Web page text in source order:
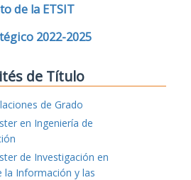
de la ETSIT
2022-2025
de Título
de Grado
en Ingeniería de
de Investigación en
la Información y las